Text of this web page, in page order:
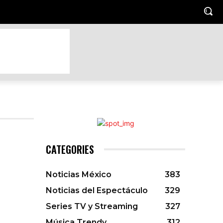
MASCOTAS
CATEGORIES
Noticias México
383
Noticias del Espectáculo
329
Series TV y Streaming
327